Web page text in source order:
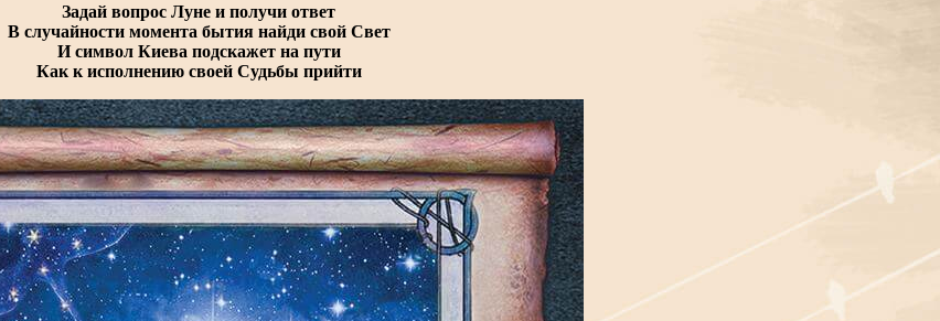
Задай вопрос Луне и получи ответ
В случайности момента бытия найди свой Свет
И символ Киева подскажет на пути
Как к исполнению своей Судьбы прийти